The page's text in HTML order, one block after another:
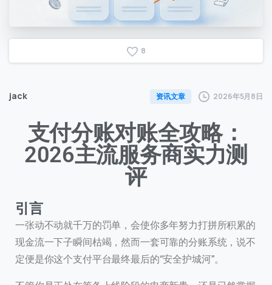
8
jack 资讯文章 2026年5月8日
支付分账对账全攻略：
2026主流服务商实力测
评
引言
一张动不动就千万的罚单，会使你多年努力打拼所积累的
现金流一下子瞬间枯竭，然而一套可靠的分账系统，说不
定便是你这个支付平台最终最后的“安全护城河”。